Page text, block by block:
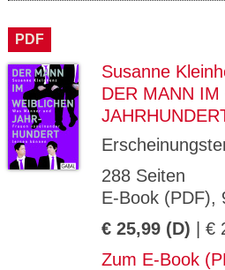
PDF
Susanne
DER MANN
288 Seiten
E-Book (PDF),
€ 25,99 (D) | €
Zum E-Book